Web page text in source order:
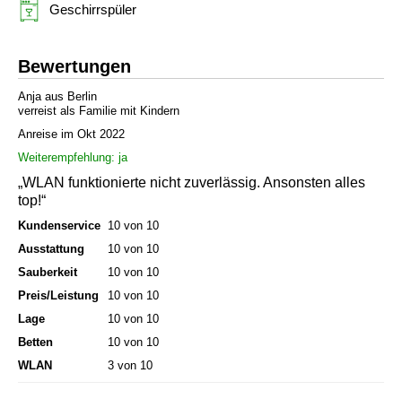
Geschirrspüler
Bewertungen
Anja aus Berlin
verreist als Familie mit Kindern
Anreise im Okt 2022
Weiterempfehlung: ja
„WLAN funktionierte nicht zuverlässig. Ansonsten alles
top!“
Kundenservice 10 von 10
Ausstattung
10 von 10
Sauberkeit
10 von 10
Preis/Leistung
10 von 10
Lage
10 von 10
Betten
10 von 10
WLAN
3 von 10